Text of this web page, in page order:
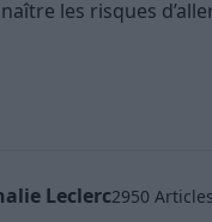
les risques
Leclerc2950 Articles